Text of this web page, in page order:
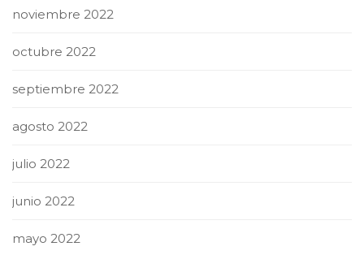
noviembre 2022
octubre 2022
septiembre 2022
agosto 2022
julio 2022
junio 2022
mayo 2022